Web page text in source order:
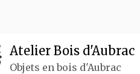
Atelier Bois d'Aubrac
Objets en bois d'Aubrac